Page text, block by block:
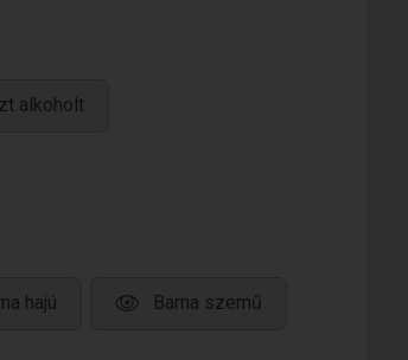
alkoholt
hajú Barna szemű